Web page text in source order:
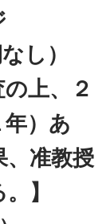
し）
上、２
）あ
、准教授
】